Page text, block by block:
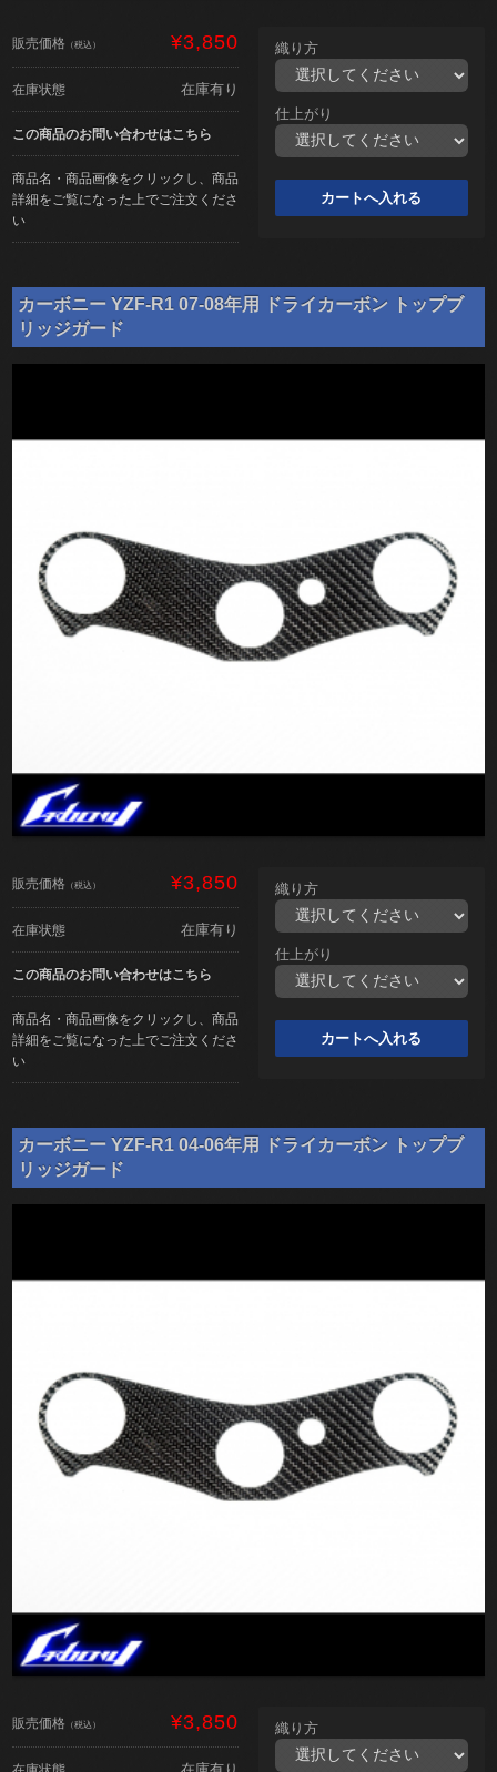
販売価格 （税込） ¥3,850
在庫状態 在庫有り
この商品のお問い合わせはこちら
商品名・商品画像をクリックし、商品
詳細をご覧になった上でご注文くださ
い
織り方
仕上がり
カーボニー YZF-R1 07-08年用 ドライカーボン トップブ
リッジガード
販売価格 （税込） ¥3,850
在庫状態 在庫有り
この商品のお問い合わせはこちら
商品名・商品画像をクリックし、商品
詳細をご覧になった上でご注文くださ
い
織り方
仕上がり
カーボニー YZF-R1 04-06年用 ドライカーボン トップブ
リッジガード
販売価格 （税込） ¥3,850 織り方